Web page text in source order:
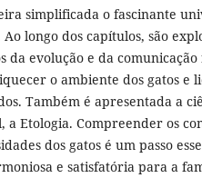
simplificada o fascinante
longo dos capítulos, são
da evolução e da
o ambiente dos gatos e
Também é apresentada a
Etologia. Compreender os
dos gatos é um passo
e satisfatória para a